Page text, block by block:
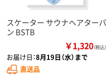
スケーター サウナヘアターバ
ン BSTB
￥1,320（税込）
お届け日：8月19日（水）まで
直送品